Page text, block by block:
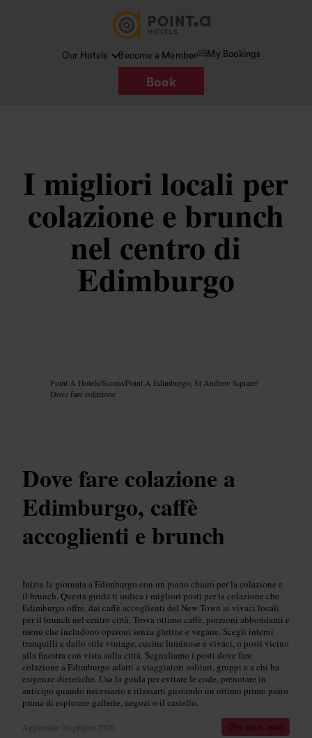
Our Hotels Become a Member My Bookings
Book
I migliori locali per
colazione e brunch
nel centro di
Edimburgo
Point A Hotels/Scozia/Point A Edimburgo, St Andrew Square/
Dove fare colazione
Dove fare colazione a
Edimburgo, caffè
accoglienti e brunch
Inizia la giornata a Edimburgo con un piano chiaro per la colazione e
il brunch. Questa guida ti indica i migliori posti per la colazione che
Edimburgo offre, dai caffè accoglienti del New Town ai vivaci locali
per il brunch nel centro città. Trova ottimo caffè, porzioni abbondanti e
menu che includono opzioni senza glutine e vegane. Scegli interni
tranquilli e dallo stile vintage, cucine luminose e vivaci, o posti vicino
alla finestra con vista sulla città. Segnaliamo i posti dove fare
colazione a Edimburgo adatti a viaggiatori solitari, gruppi e a chi ha
esigenze dietetiche. Usa la guida per evitare le code, prenotare in
anticipo quando necessario e rilassarti gustando un ottimo primo pasto
prima di esplorare gallerie, negozi o il castello.
Aggiornato 10 giugno 2026 10 min di lettura